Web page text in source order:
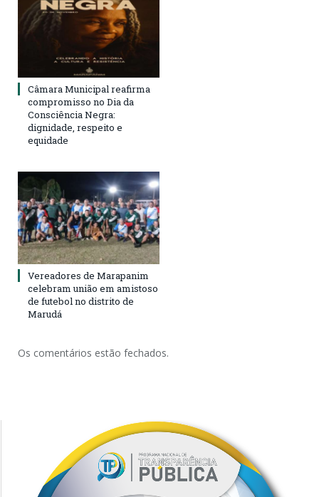
Câmara Municipal reafirma
compromisso no Dia da
Consciência Negra:
dignidade, respeito e
equidade
Vereadores de Marapanim
celebram união em amistoso
de futebol no distrito de
Marudá
Os comentários estão fechados.